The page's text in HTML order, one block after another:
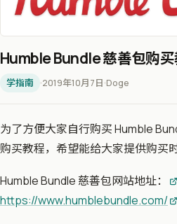
Humble Bundle 慈善包购
学指南 2019年10月7日 Doge
为了方便大家自行购买 Humble
购买教程，希望能给大家提供购买
Humble Bundle 慈善包网站地址：
https://www.humblebundle.com/